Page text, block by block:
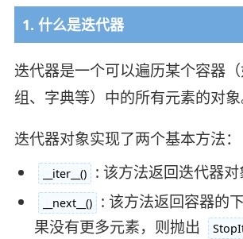
1. 什么是迭代器
迭代器是一个可以遍历某个容器
组、字典等）中的所有元素的对象
迭代器对象实现了两个基本方法：
__iter__() : 该方法返回迭代器对
__next__()
: 该方法返回容器的
果没有更多元素，则抛出